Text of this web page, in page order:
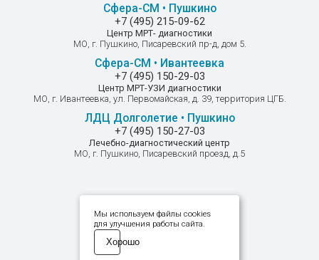
Сфера-СМ • Пушкино
+7 (495) 215-09-62
Центр МРТ- диагностики
МО, г. Пушкино, Писаревский пр-д, дом 5.
Сфера-СМ • Ивантеевка
+7 (495) 150-29-03
Центр МРТ-УЗИ диагностики
МО, г. Ивантеевка, ул. Первомайская, д. 39, территория ЦГБ.
ЛДЦ Долголетие • Пушкино
+7 (495) 150-27-03
Лечебно-диагностический центр
МО, г. Пушкино, Писаревский проезд, д.5
Мы используем файлы cookies
для улучшения работы сайта.
Хорошо